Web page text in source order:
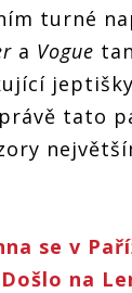
turné
a Vogue
tato
se v
na